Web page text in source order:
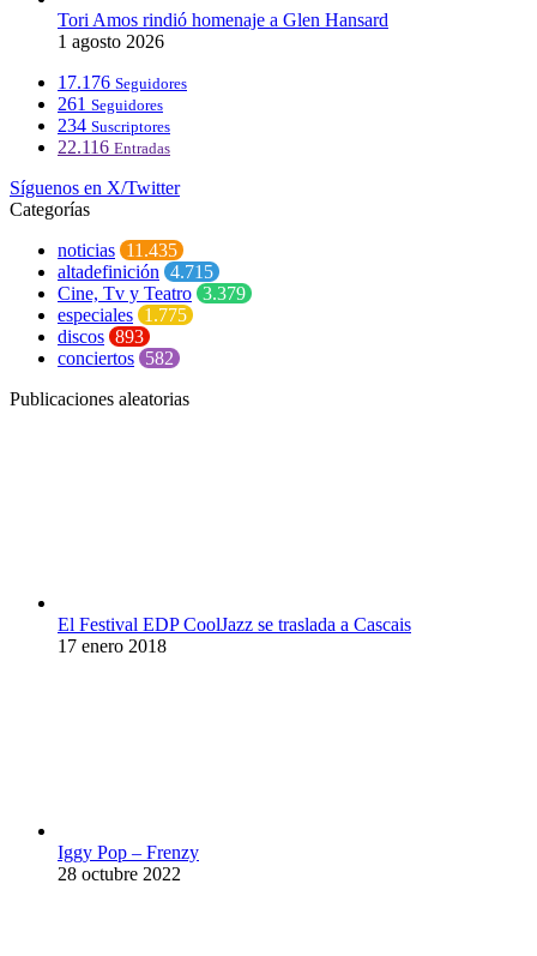
Tori Amos rindió homenaje a Glen Hansard
1 agosto 2026
17.176 Seguidores
261 Seguidores
234 Suscriptores
22.116 Entradas
Síguenos en X/Twitter
Categorías
noticias 11.435
altadefinición 4.715
Cine, Tv y Teatro 3.379
especiales 1.775
discos 893
conciertos 582
Publicaciones aleatorias
El Festival EDP CoolJazz se traslada a Cascais
17 enero 2018
Iggy Pop – Frenzy
28 octubre 2022